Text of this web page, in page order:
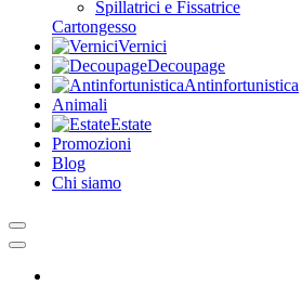
Spillatrici e Fissatrice
Cartongesso
Vernici
Decoupage
Antinfortunistica
Animali
Estate
Promozioni
Blog
Chi siamo